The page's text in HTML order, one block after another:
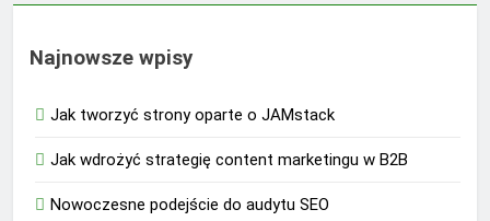
Najnowsze wpisy
Jak tworzyć strony oparte o JAMstack
Jak wdrożyć strategię content marketingu w B2B
Nowoczesne podejście do audytu SEO